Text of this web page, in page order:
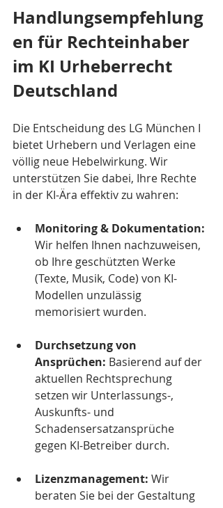
Handlungsempfehlung
en für Rechteinhaber
im KI Urheberrecht
Deutschland
Die Entscheidung des LG München I
bietet Urhebern und Verlagen eine
völlig neue Hebelwirkung. Wir
unterstützen Sie dabei, Ihre Rechte
in der KI-Ära effektiv zu wahren:
Monitoring & Dokumentation:
Wir helfen Ihnen nachzuweisen,
ob Ihre geschützten Werke
(Texte, Musik, Code) von KI-
Modellen unzulässig
memorisiert wurden.
Durchsetzung von
Ansprüchen: Basierend auf der
aktuellen Rechtsprechung
setzen wir Unterlassungs-,
Auskunfts- und
Schadensersatzansprüche
gegen KI-Betreiber durch.
Lizenzmanagement: Wir
beraten Sie bei der Gestaltung